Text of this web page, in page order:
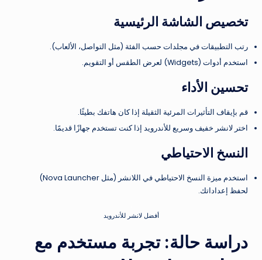
تخصيص الشاشة الرئيسية
رتب التطبيقات في مجلدات حسب الفئة (مثل التواصل، الألعاب).
استخدم أدوات (Widgets) لعرض الطقس أو التقويم.
تحسين الأداء
قم بإيقاف التأثيرات المرئية الثقيلة إذا كان هاتفك بطيئًا.
اختر لانشر خفيف وسريع للأندرويد إذا كنت تستخدم جهازًا قديمًا.
النسخ الاحتياطي
استخدم ميزة النسخ الاحتياطي في اللانشر (مثل Nova Launcher)
لحفظ إعداداتك.
أفضل لانشر للأندرويد
دراسة حالة: تجربة مستخدم مع